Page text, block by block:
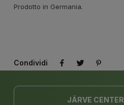
Prodotto in Germania.
Condividi
JÄRVE CENTER